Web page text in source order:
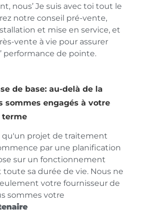
nous’ Je suis avec toi tout le
notre conseil pré-vente,
et mise en service, et
vente à vie pour assurer
performance de pointe.
de base: au-delà de la
sommes engagés à votre
terme
qu'un projet de traitement
par une planification
sur un fonctionnement
sa durée de vie. Nous ne
votre fournisseur de
sommes votre